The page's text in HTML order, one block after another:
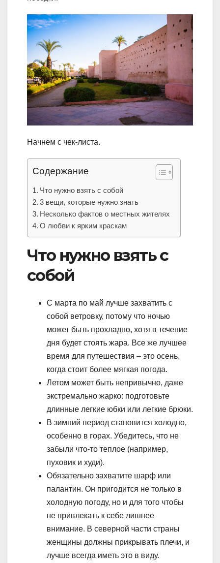
Начнем с чек-листа.
Содержание
Что нужно взять с собой
3 вещи, которые нужно знать
Несколько фактов о местных жителях
О любви к ярким краскам
Что нужно взять с
собой
С марта по май лучше захватить с
собой ветровку, потому что ночью
может быть прохладно, хотя в течение
дня будет стоять жара. Все же лучшее
время для путешествия – это осень,
когда стоит более мягкая погода.
Летом может быть непривычно, даже
экстремально жарко: подготовьте
длинные легкие юбки или легкие брюки.
В зимний период становится холодно,
особенно в горах. Убедитесь, что не
забыли что-то теплое (например,
пуховик и худи).
Обязательно захватите шарф или
палантин. Он пригодится не только в
холодную погоду, но и для того чтобы
не привлекать к себе лишнее
внимание. В северной части страны
женщины должны прикрывать плечи, и
лучше всегда иметь это в виду.